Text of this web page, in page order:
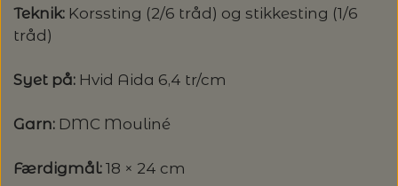
POMP STITCH - BRODERI - SPAR 30-35%
PERMIN: SPAR 30% PÅ ALLE
RAUMA GARN
PERMIN
ODD ROW
PETITEKNIT
RAUMA
MÅLEBÅND / PINDEMÅLERE
OPSKRIFTHOLDER FRA KNITPRO -
Teknik: Korssting (2/6 tråd) og stikkesting (1/6
tråd)
Syet på: Hvid Aida 6,4 tr/cm
Garn: DMC Mouliné
Færdigmål: 18 × 24 cm